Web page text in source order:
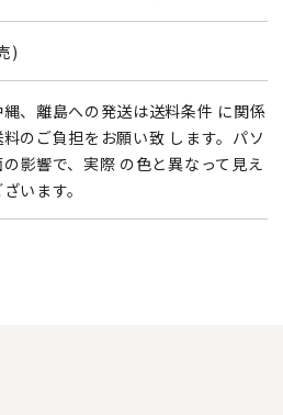
)
、離島への発送は送料条件 に関係
のご負担をお願い致 します。パソ
影響で、実際 の色と異なって見え
います。